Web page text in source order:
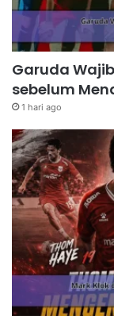
Garuda
sebelum
1 hari ago